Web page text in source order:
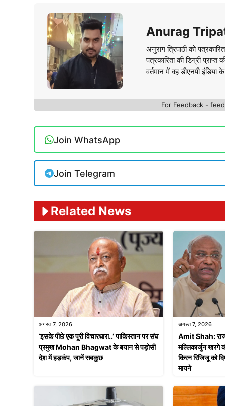
Anurag
अनुराग त्रिपाठी को
पत्रकारिता की डिग्री
वर्तमान में वह डीएनपी इंडिया
For Feedback -
Join WhatsApp
Join Telegram
Related News
अगस्त 7, 2026
‘इसके पीछे एक पूरी विचारधारा..’ पाकिस्तान पर संघ
प्रमुख Mohan Bhagwat के बयान से पड़ोसी
देश में हड़कंप, जानें सबकुछ
अगस्त 7, 2026
Amit Shah:
मल्लिकार्जुन खरगे
किरन रिजिजू को
मायने